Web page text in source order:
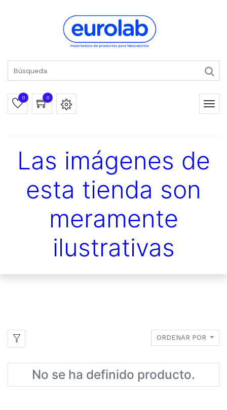
0 0
Las imágenes de
esta tienda son
meramente
ilustrativas
ORDENAR POR
No se ha definido producto.